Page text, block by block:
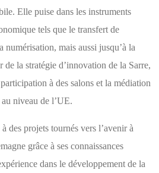
Elle puise dans les instruments
tels que le transfert de
numérisation, mais aussi jusqu’à la
la stratégie d’innovation de la Sarre,
à des salons et la médiation
niveau de l’UE.
des projets tournés vers l’avenir à
grâce à ses connaissances
dans le développement de la